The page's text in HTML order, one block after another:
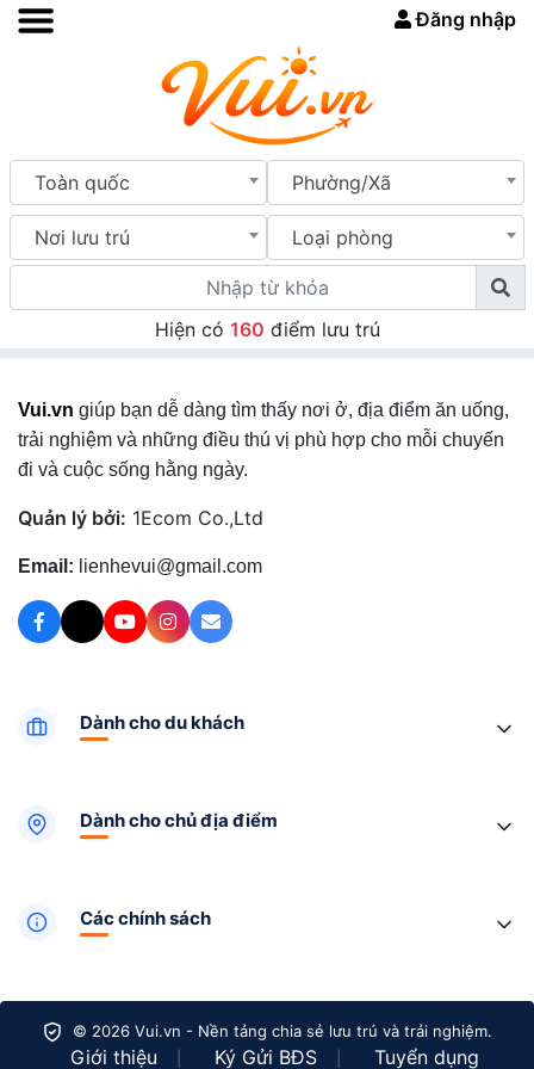
Đăng nhập
Toàn quốc Phường/Xã
Nơi lưu trú Loại phòng
Hiện có 160 điểm lưu trú
Vui.vn giúp bạn dễ dàng tìm thấy nơi ở, địa điểm ăn uống,
trải nghiệm và những điều thú vị phù hợp cho mỗi chuyến
đi và cuộc sống hằng ngày.
Quản lý bởi: 1Ecom Co.,Ltd
Email: lienhevui@gmail.com
Dành cho du khách
Dành cho chủ địa điểm
Các chính sách
© 2026 Vui.vn - Nền tảng chia sẻ lưu trú và trải nghiệm.
Giới thiệu Ký Gửi BĐS Tuyển dụng